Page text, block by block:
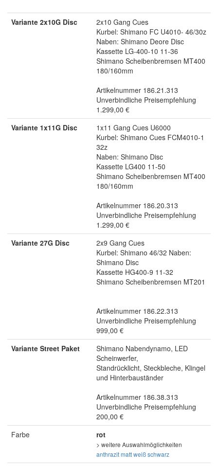
Variante 2x10G Disc
2x10 Gang Cues
Kurbel: Shimano FC U4010- 46/30z
Naben: Shimano Deore Disc
Kassette LG-400-10 11-36
Shimano Scheibenbremsen MT400
180/160mm
Artikelnummer 186.21.313
Unverbindliche Preisempfehlung
1.299,00 €
Variante 1x11G Disc
1x11 Gang Cues U6000
Kurbel: Shimano Cues FCM4010-1
32z
Naben: Shimano Disc
Kassette LG400 11-50
Shimano Scheibenbremsen MT400
180/160mm
Artikelnummer 186.20.313
Unverbindliche Preisempfehlung
1.299,00 €
Variante 27G Disc
2x9 Gang Cues
Kurbel: Shimano 46/32 Naben:
Shimano Disc
Kassette HG400-9 11-32
Shimano Scheibenbremsen MT201
Artikelnummer 186.22.313
Unverbindliche Preisempfehlung
999,00 €
Variante Street Paket
Shimano Nabendynamo, LED
Scheinwerfer,
Standrücklicht, Steckbleche, Klingel
und Hinterbauständer
Artikelnummer 186.38.313
Unverbindliche Preisempfehlung
200,00 €
Farbe
rot
> weitere Auswahlmöglichkeiten
anthrazit mattweißschwarz